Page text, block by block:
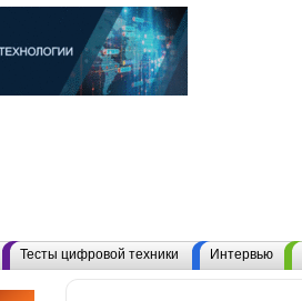
Тесты цифровой техники Интервью